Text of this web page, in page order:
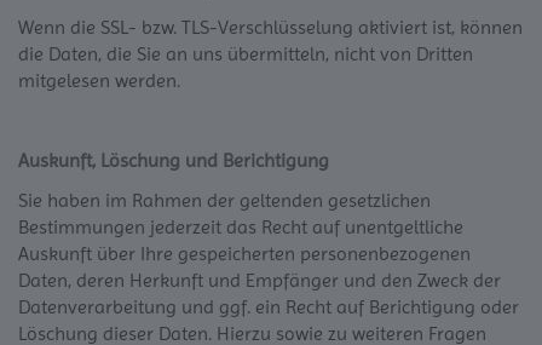
Wenn die SSL- bzw. TLS-Verschlüsselung aktiviert ist, können
die Daten, die Sie an uns übermitteln, nicht von Dritten
mitgelesen werden.
Auskunft, Löschung und Berichtigung
Sie haben im Rahmen der geltenden gesetzlichen
Bestimmungen jederzeit das Recht auf unentgeltliche
Auskunft über Ihre gespeicherten personenbezogenen
Daten, deren Herkunft und Empfänger und den Zweck der
Datenverarbeitung und ggf. ein Recht auf Berichtigung oder
Löschung dieser Daten. Hierzu sowie zu weiteren Fragen